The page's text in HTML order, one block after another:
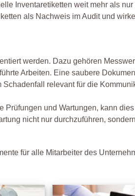
Inventaretiketten weit mehr als
als Nachweis im Audit und
werden. Dazu gehören
Arbeiten. Eine saubere
relevant für die
und Wartungen, kann
nicht nur durchzuführen,
für alle Mitarbeiter des